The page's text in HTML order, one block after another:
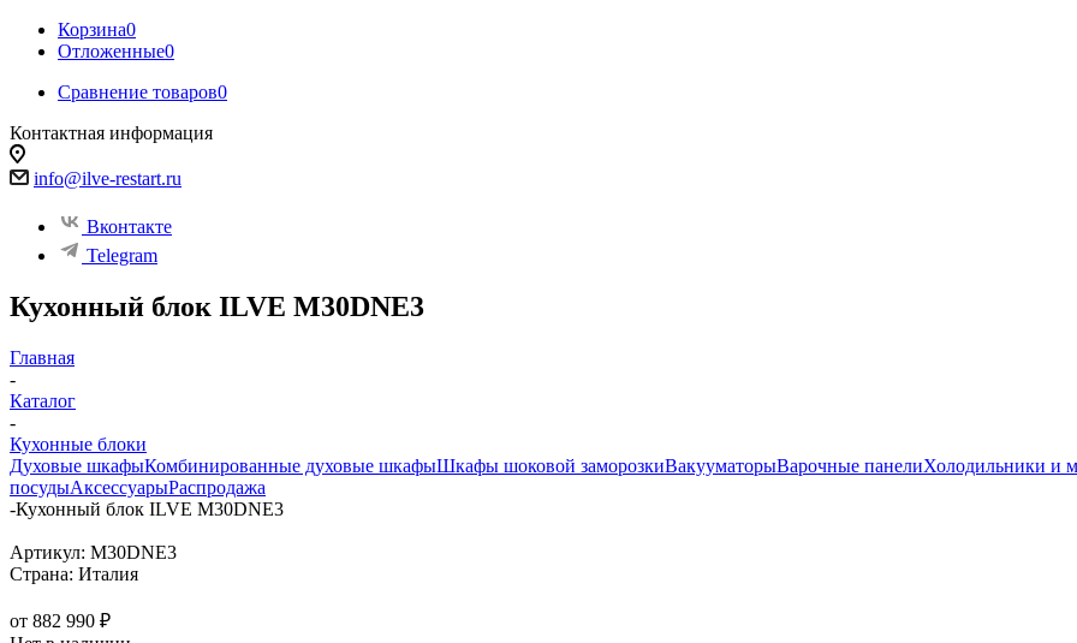
Корзина0
Отложенные0
Сравнение товаров0
Контактная информация
info@ilve-restart.ru
Вконтакте
Telegram
Кухонный блок ILVE M30DNE3
Главная
-
Каталог
-
Кухонные блоки
Духовые шкафыКомбинированные духовые шкафыШкафы шоковой заморозкиВакууматорыВарочные панелиХолодильники и
посудыАксессуарыРаспродажа
-Кухонный блок ILVE M30DNE3
Артикул: M30DNE3
Страна: Италия
от 882 990 ₽